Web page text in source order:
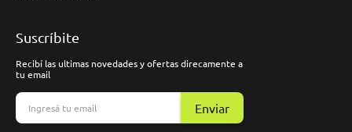
Suscríbite
Recibí las ultimas novedades y ofertas direcamente a
tu email
Enviar